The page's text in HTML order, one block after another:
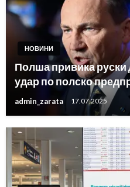
НОВИНИ
Полша привика руски
удар по полско
admin_zarata 17.07.2025